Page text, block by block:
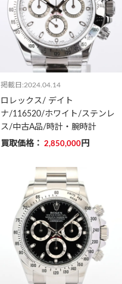
掲載日:2024.04.14
ロレックス/ デイト
ナ/116520/ホワイト/ステンレ
ス/中古A品/時計・腕時計
買取価格： 2,850,000 円